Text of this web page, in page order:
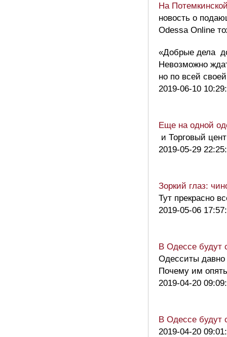
На
новость о
Odessa Online
«Добрые дела
Невозможно
но по всей
2019-06-10
Еще на одной
и Торговый
2019-05-29
Зоркий глаз:
Тут прекрасно
2019-05-06
В Одессе будут
Одесситы давно
Почему им
2019-04-20
В Одессе будут
2019-04-20